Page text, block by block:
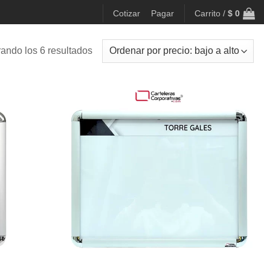
Cotizar Pagar Carrito / $ 0
los 6 resultadosOrdenado
por
alto